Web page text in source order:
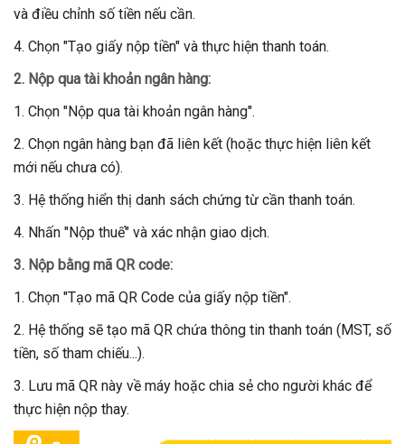
và điều chỉnh số tiền nếu cần.
Chọn "Tạo giấy nộp tiền" và thực hiện thanh toán.
2. Nộp qua tài khoản ngân hàng:
Chọn "Nộp qua tài khoản ngân hàng".
Chọn ngân hàng bạn đã liên kết (hoặc thực hiện liên kết
mới nếu chưa có).
Hệ thống hiển thị danh sách chứng từ cần thanh toán.
Nhấn "Nộp thuế" và xác nhận giao dịch.
3. Nộp bằng mã QR code:
Chọn "Tạo mã QR Code của giấy nộp tiền".
Hệ thống sẽ tạo mã QR chứa thông tin thanh toán (MST, số
tiền, số tham chiếu...).
Lưu mã QR này về máy hoặc chia sẻ cho người khác để
thực hiện nộp thay.